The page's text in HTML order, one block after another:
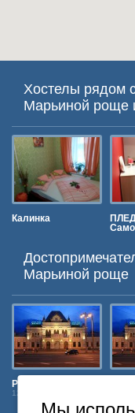
Хостелы рядом
Марьиной роще
Калинка
Марьиной роще
Рижский вокзал
12 минут пешком